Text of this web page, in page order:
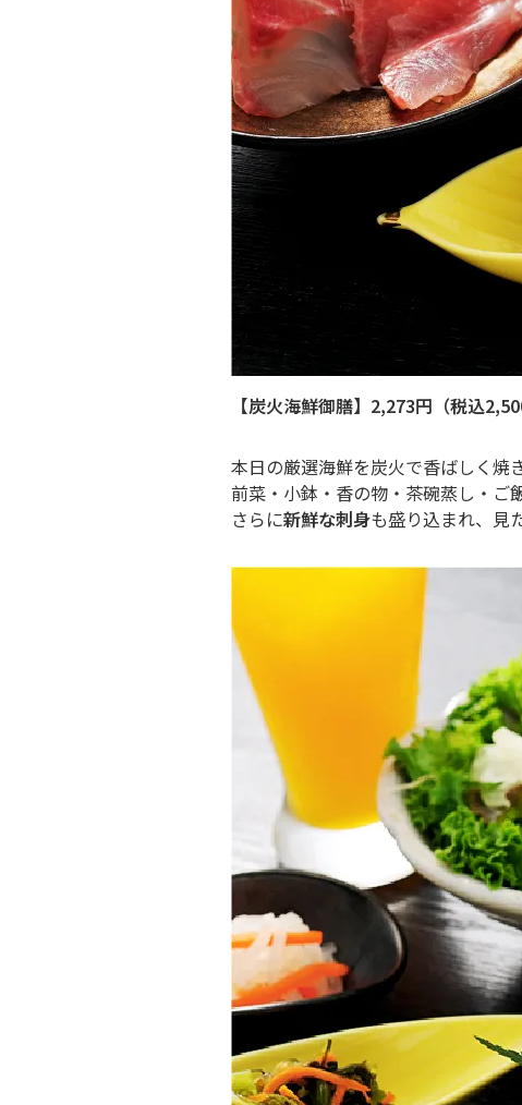
【炭火海鮮御膳】2,273円（税込
本日の厳選海鮮を炭火で香ばしく焼
前菜・小鉢・香の物・茶碗蒸し・ご
さらに新鮮な刺身も盛り込まれ、見